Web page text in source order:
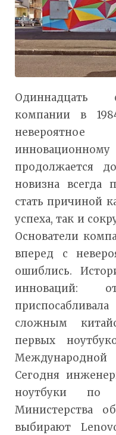
Одиннадцать
компании в
продолжается
новизна всегда
стать причиной
успеха, так и
Основатели
вперед с
ошиблись.
инноваций:
сложным
первых
Международной
Сегодня
ноутбуки по
Министерства
выбирают